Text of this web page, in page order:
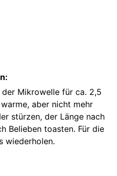
Mikrowelle für ca. 2,5
aber nicht mehr
stürzen, der Länge nach
Belieben toasten. Für die
wiederholen.